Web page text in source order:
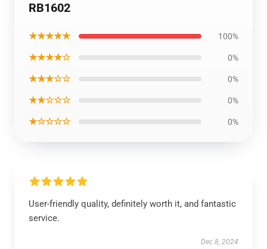
RB1602
★★★★★ 100%
★★★★☆ 0%
★★★☆☆ 0%
★★☆☆☆ 0%
★☆☆☆☆ 0%
User-friendly quality, definitely worth it, and fantastic
service.
Dec 8, 2024